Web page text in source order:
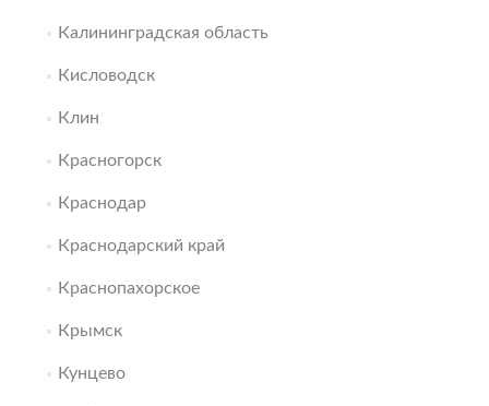
Калининградская область
Кисловодск
Клин
Красногорск
Краснодар
Краснодарский край
Краснопахорское
Крымск
Кунцево